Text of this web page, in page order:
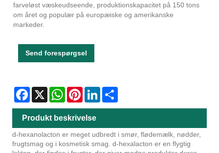
farveløst væskeudseende, produktionskapacitet på 150 tons
om året og populær på europæiske og amerikanske
markeder.
Send forespørgsel
Facebook
X WhatsAppPinterestLinkedIn
Produkt beskrivelse
d-hexanolacton er meget udbredt i smør, flødemælk, nødder,
frugtsmag og i kosmetisk smag. d-hexalacton er en flygtig